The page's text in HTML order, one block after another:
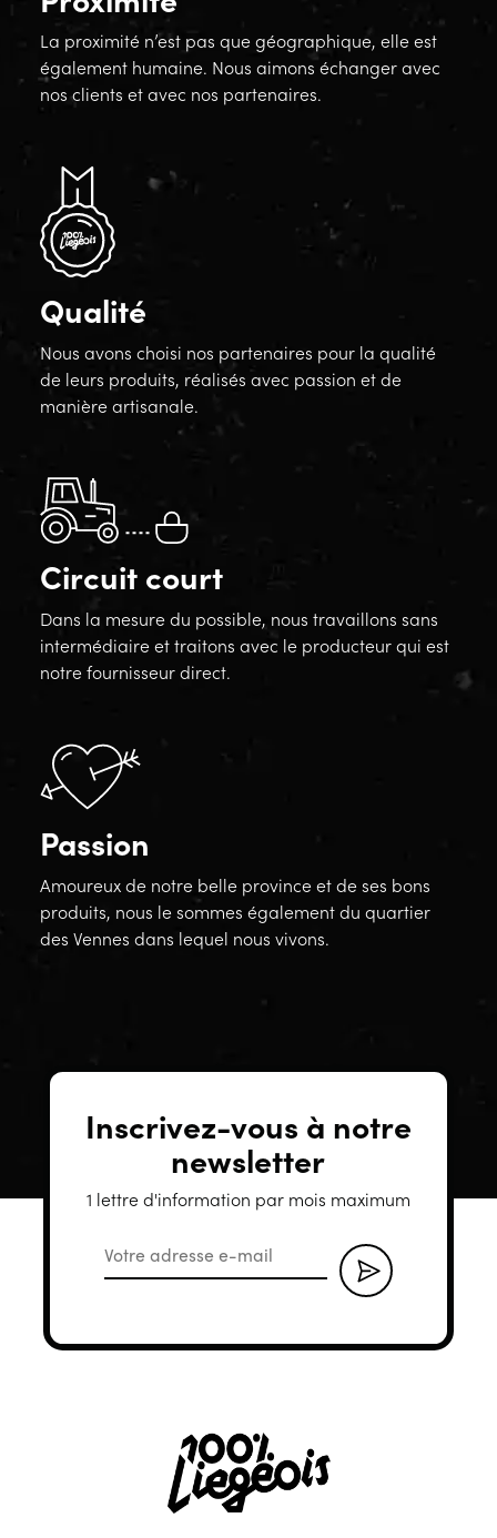
La proximité n’est pas que géographique, elle est
également humaine. Nous aimons échanger avec
nos clients et avec nos partenaires.
Qualité
Nous avons choisi nos partenaires pour la qualité
de leurs produits, réalisés avec passion et de
manière artisanale.
Circuit court
Dans la mesure du possible, nous travaillons sans
intermédiaire et traitons avec le producteur qui est
notre fournisseur direct.
Passion
Amoureux de notre belle province et de ses bons
produits, nous le sommes également du quartier
des Vennes dans lequel nous vivons.
Inscrivez-vous à notre
newsletter
1 lettre d'information par mois maximum